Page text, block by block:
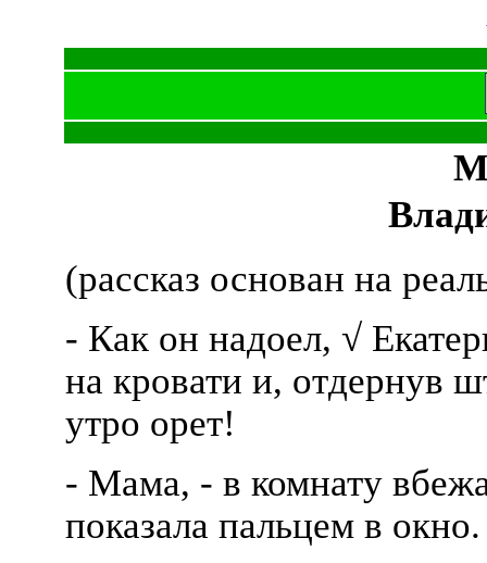
(рассказ основан на
- Как он надоел, √
на кровати и, отдернув
утро орет!
- Мама, - в комнату
показала пальцем в